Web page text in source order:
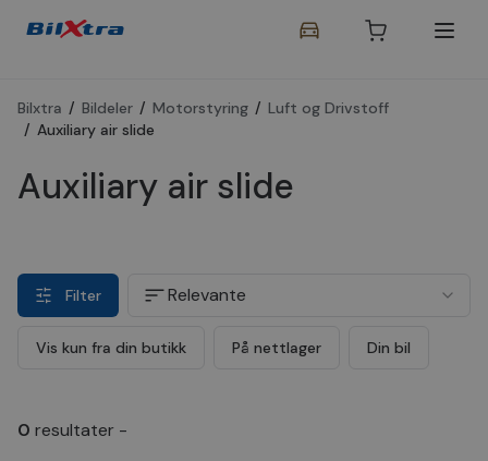
Bilxtra / Bildeler / Motorstyring / Luft og Drivstoff
/ Auxiliary air slide
Auxiliary air slide
Filter Relevante
Vis kun fra din butikk På nettlager Din bil
0 resultater -